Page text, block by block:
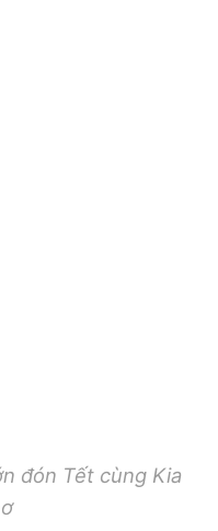
đón Tết cùng Kia